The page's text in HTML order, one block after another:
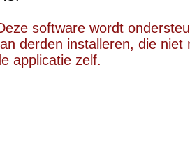
software wordt
derden installeren, die niet
applicatie zelf.